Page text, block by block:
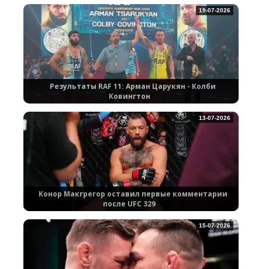
Результаты RAF 11: Арман Царукян - Колби
Ковингтон
19-07-2026
Конор Макгрегор оставил первые комментарии
после UFC 329
13-07-2026
15-07-2026